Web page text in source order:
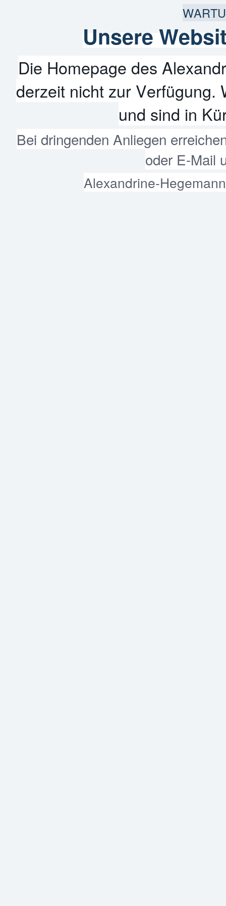
Unsere
Die Homepage des
derzeit nicht zur Verfügung.
und sind in
Bei dringenden Anliegen
oder E-Mail
Alexandrine-